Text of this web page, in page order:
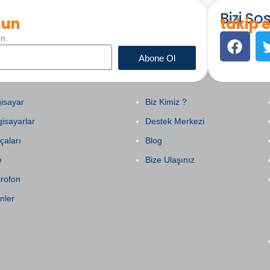
Abone Ol
Bizi
takip
Biz Kimiz ?
Destek Merkezi
Blog
Bize Ulaşınız